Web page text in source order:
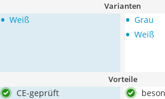
Varianten
• Weiß • Grau
• Weiß
Vorteile
CE-geprüft